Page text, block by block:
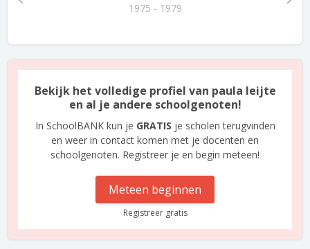
1975 - 1979
Bekijk het volledige profiel van paula leijte
en al je andere schoolgenoten!
In SchoolBANK kun je GRATIS je scholen terugvinden
en weer in contact komen met je docenten en
schoolgenoten. Registreer je en begin meteen!
Meteen beginnen
Registreer gratis